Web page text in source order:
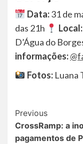
Data:31 de
das 21h
Local:
D’Água do
informações:
Fotos:Luana
Post
Previous
CrossRamp: a
pagamentos de